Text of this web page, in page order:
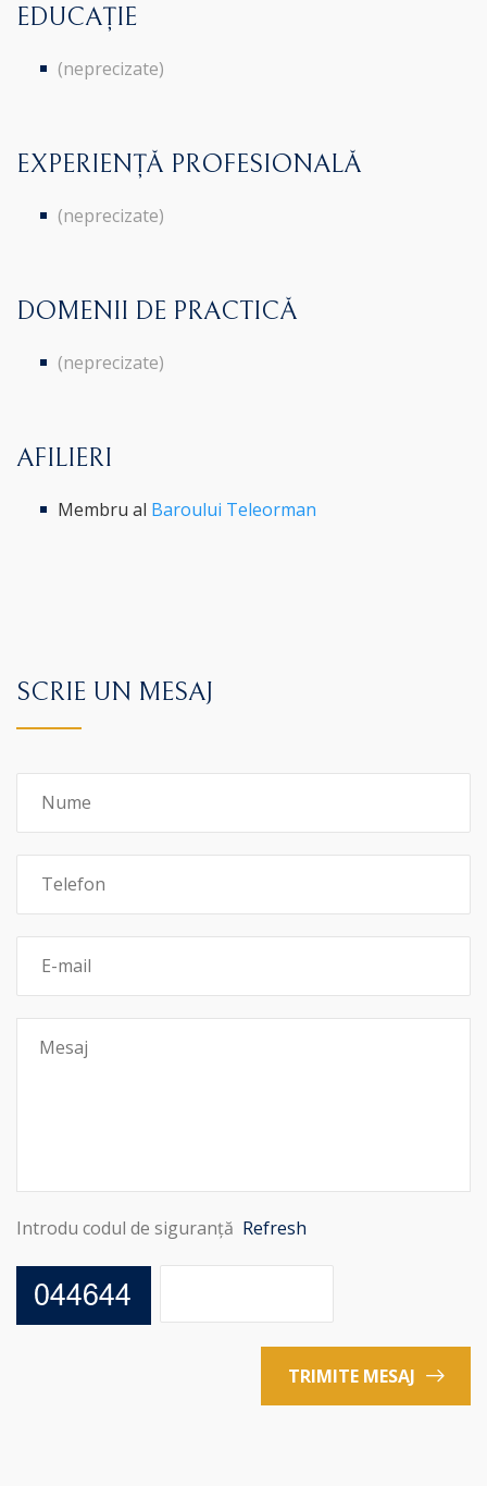
EDUCAȚIE
(neprecizate)
EXPERIENȚĂ PROFESIONALĂ
(neprecizate)
DOMENII DE PRACTICĂ
(neprecizate)
AFILIERI
Membru al Baroului Teleorman
SCRIE UN MESAJ
Introdu codul de siguranță Refresh
TRIMITE MESAJ